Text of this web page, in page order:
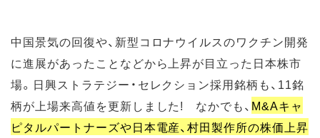
中国景気の回復や、新型コロナウイルスのワクチン開発
に進展があったことなどから上昇が目立った日本株市
場。日興ストラテジー・セレクション採用銘柄も、11銘
柄が上場来高値を更新しました! なかでも、 M&Aキャ
ピタルパートナーズや日本電産、村田製作所の株価上昇